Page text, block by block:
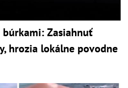
Zasiahnuť
hrozia lokálne povodne